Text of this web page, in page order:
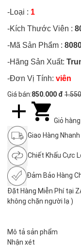
-Loại : 1
-Kích Thước Viên :
-Mã Sản Phẩm :
-Hãng Sản Xuất:
-Đơn Vị Tính: viên
Giá bán:850.000 đ
Giỏ hàng
Giao Hàng Nhanh
Chiết Khấu Cực
Đảm Bảo Hàng
Đặt Hàng Miễn Phí tại
không chặn người lạ )
Mô tả sản phẩm
Nhận xét